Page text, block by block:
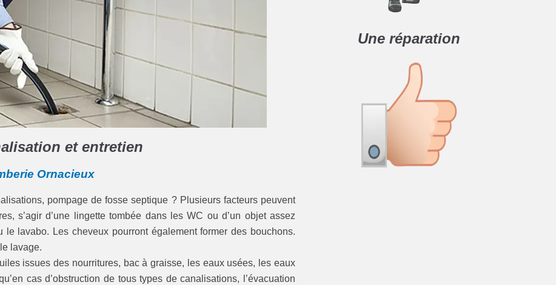
et entretien
Ornacieux
pompage de fosse septique ? Plusieurs facteurs peuvent
s’agir d’une lingette tombée dans les WC ou d’un objet assez
lavabo. Les cheveux pourront également former des bouchons.
lavage.
issues des nourritures, bac à graisse, les eaux usées, les eaux
cas d’obstruction de tous types de canalisations, l’évacuation
Une réparation